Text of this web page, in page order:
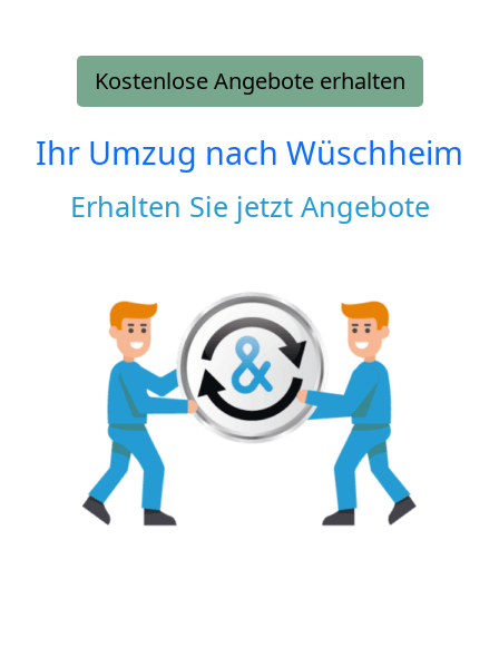
Kostenlose Angebote erhalten
Ihr Umzug nach Wüschheim
Erhalten Sie jetzt Angebote